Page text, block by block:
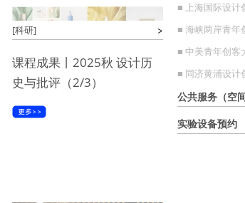
[科研]
课程成果丨2025秋 设计历
史与批评（2/3）
■ 上海国际设计
■ 海峡两岸青年
■ 中美青年创客
■ 同济黄浦设计
公共服务（空间
实验设备预约